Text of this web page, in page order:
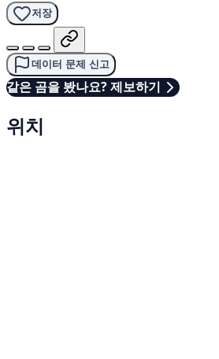
저장
데이터 문제 신고
같은 곰을 봤나요? 제보하기
위치